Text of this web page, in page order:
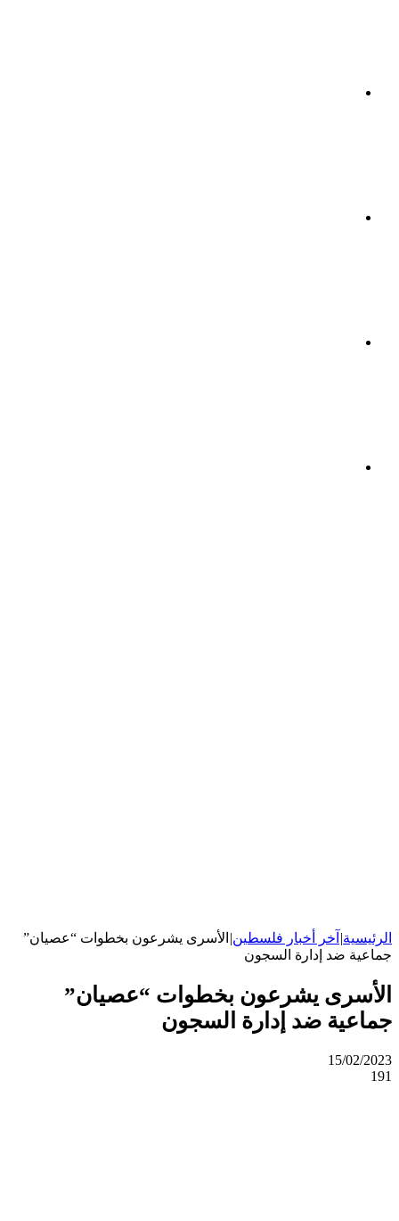
الرئيسية| آخر أخبار فلسطين| الأسرى يشرعون بخطوات “عصيان”
جماعية ضد إدارة السجون
الأسرى يشرعون بخطوات “عصيان”
جماعية ضد إدارة السجون
15/02/2023
191